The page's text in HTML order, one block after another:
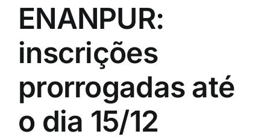
ENANPUR:
inscrições
prorrogadas até
o dia 15/12